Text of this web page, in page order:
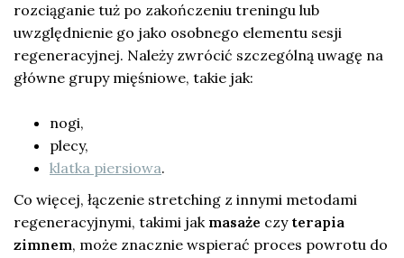
rozciąganie tuż po zakończeniu treningu lub
uwzględnienie go jako osobnego elementu sesji
regeneracyjnej. Należy zwrócić szczególną uwagę na
główne grupy mięśniowe, takie jak:
nogi,
plecy,
klatka piersiowa.
Co więcej, łączenie stretching z innymi metodami
regeneracyjnymi, takimi jak masaże czy terapia
zimnem, może znacznie wspierać proces powrotu do